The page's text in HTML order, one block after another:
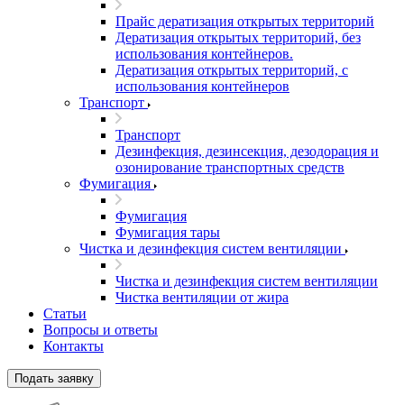
Прайс дератизация открытых территорий
Дератизация открытых территорий, без
использования контейнеров.
Дератизация открытых территорий, с
использования контейнеров
Транспорт
Транспорт
Дезинфекция, дезинсекция, дезодорация и
озонирование транспортных средств
Фумигация
Фумигация
Фумигация тары
Чистка и дезинфекция систем вентиляции
Чистка и дезинфекция систем вентиляции
Чистка вентиляции от жира
Статьи
Вопросы и ответы
Контакты
Подать заявку